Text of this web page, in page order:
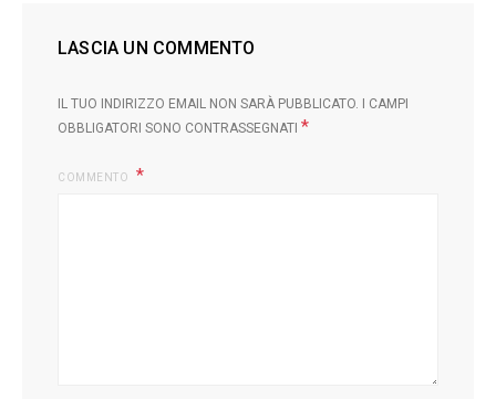
LASCIA UN COMMENTO
IL TUO INDIRIZZO EMAIL NON SARÀ PUBBLICATO.
I CAMPI
OBBLIGATORI SONO CONTRASSEGNATI *
COMMENTO